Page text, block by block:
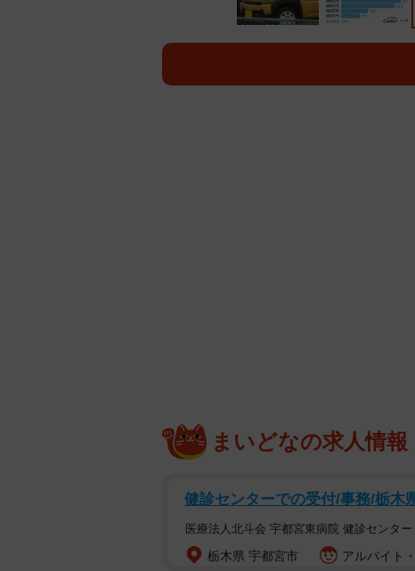
まいどなの求人情報
健診センターでの受付/事務/栃木
医療法人北斗会 宇都宮東病院 健診センタ
栃木県 宇都宮市 アルバイト